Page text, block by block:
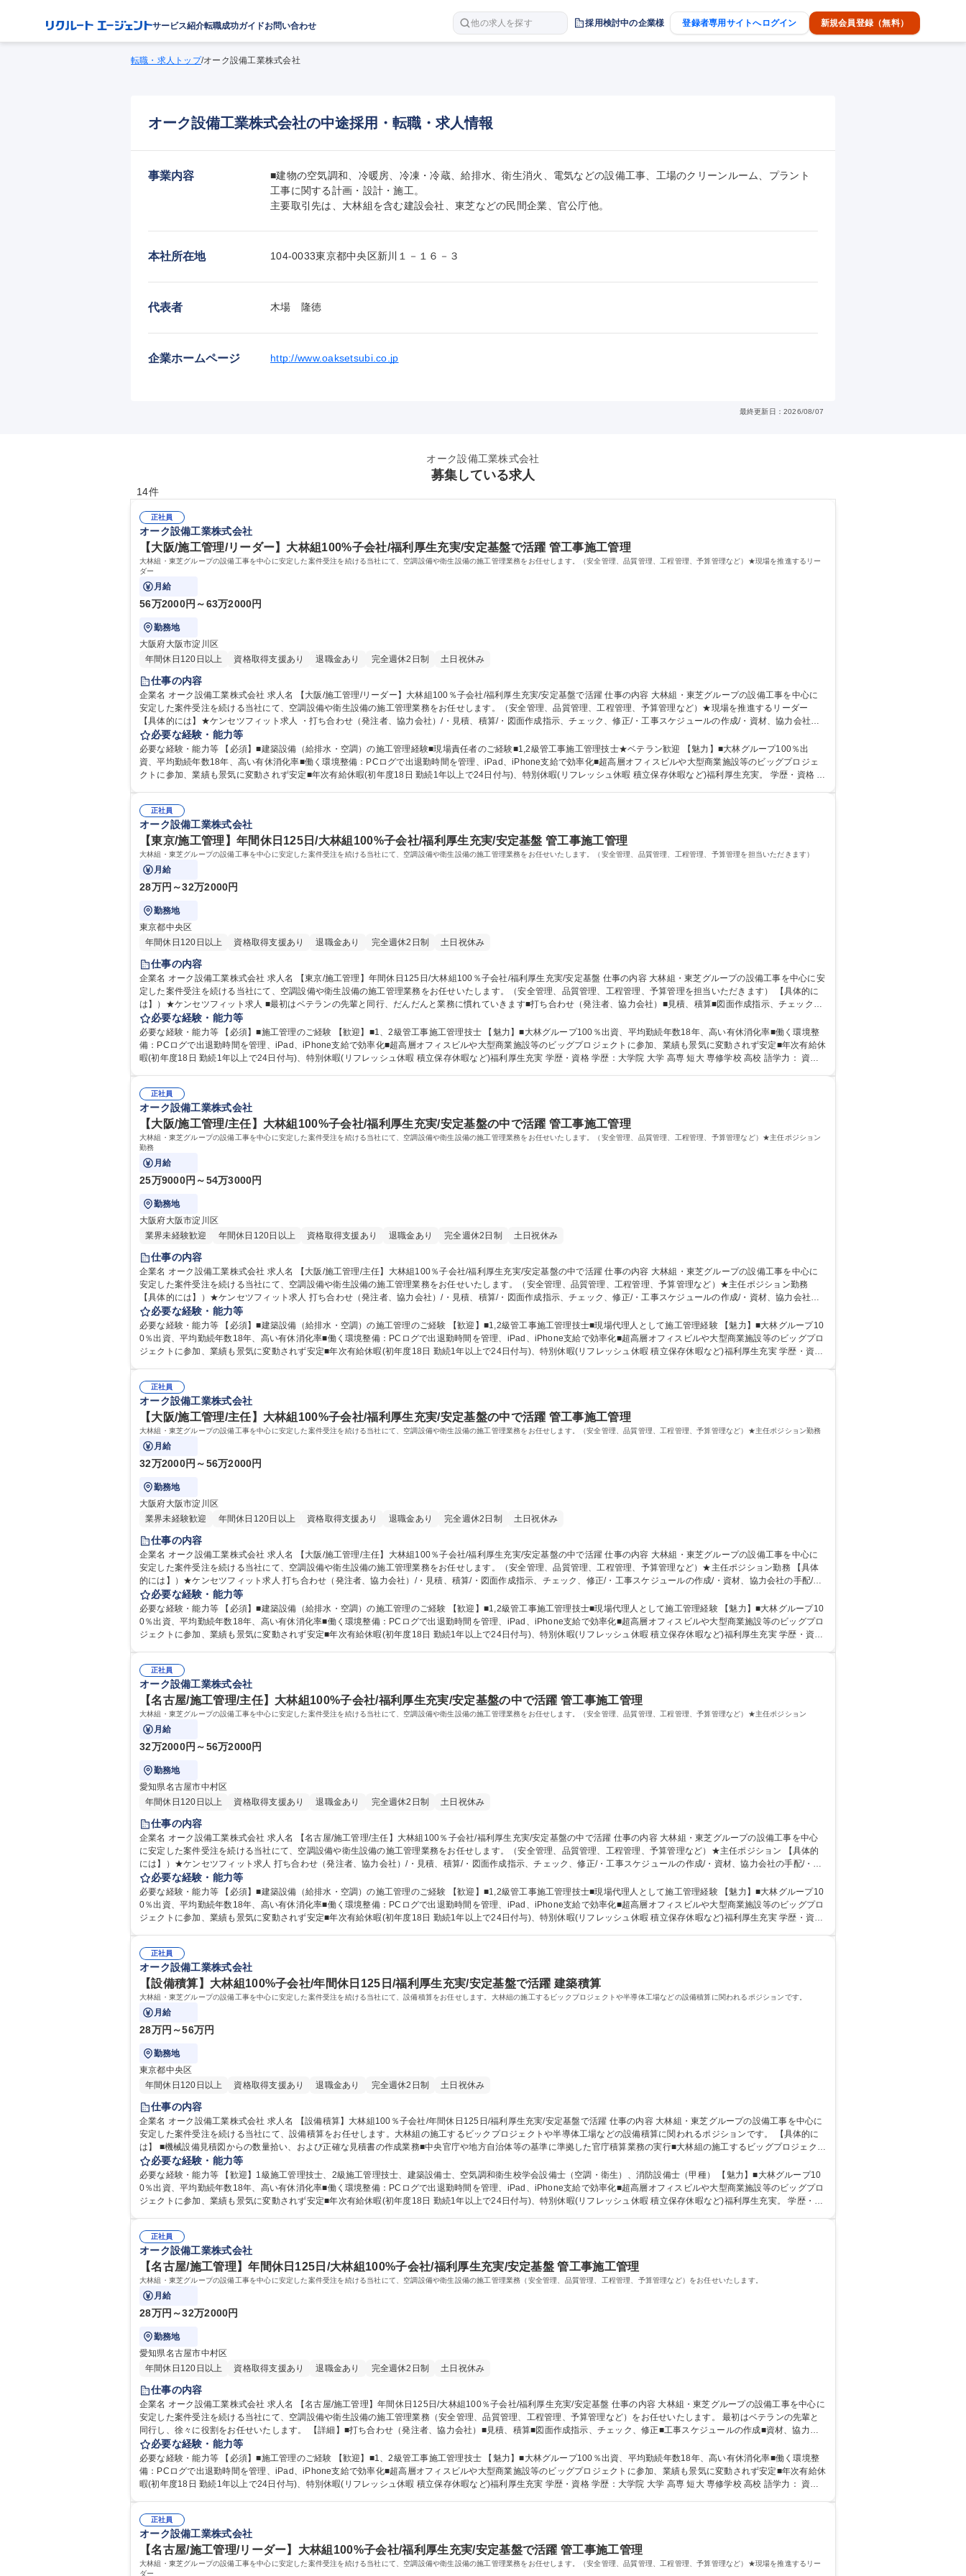
サービス紹介転職成功ガイドお問い合わせ 他の求人を探す 採用検討中の企業様 登録者専用サイトへログイン 新規会員登録（無料）
転職・求人トップ/オーク設備工業株式会社
オーク設備工業株式会社の中途採用・転職・求人情報
事業内容
■建物の空気調和、冷暖房、冷凍・冷蔵、給排水、衛生消火、電気などの設備工事、工場のクリーンルーム、プラント
工事に関する計画・設計・施工。
主要取引先は、大林組を含む建設会社、東芝などの民間企業、官公庁他。
本社所在地 104-0033東京都中央区新川１－１６－３
代表者 木場　隆徳
企業ホームページ http://www.oaksetsubi.co.jp
最終更新日：2026/08/07
オーク設備工業株式会社
募集している求人
14件
正社員
オーク設備工業株式会社
【大阪/施工管理/リーダー】大林組100%子会社/福利厚生充実/安定基盤で活躍 管工事施工管理
大林組・東芝グループの設備工事を中心に安定した案件受注を続ける当社にて、空調設備や衛生設備の施工管理業務をお任せします。（安全管理、品質管理、工程管理、予算管理など）★現場を推進するリー
ダー
月給
56万2000円～63万2000円
勤務地
大阪府大阪市淀川区
年間休日120日以上
資格取得支援あり 退職金あり 完全週休2日制 土日祝休み
仕事の内容
企業名 オーク設備工業株式会社 求人名 【大阪/施工管理/リーダー】大林組100％子会社/福利厚生充実/安定基盤で活躍 仕事の内容 大林組・東芝グループの設備工事を中心に
安定した案件受注を続ける当社にて、空調設備や衛生設備の施工管理業務をお任せします。（安全管理、品質管理、工程管理、予算管理など）★現場を推進するリーダー
【具体的には】★ケンセツフィット求人 ・打ち合わせ（発注者、協力会社）/・見積、積算/・図面作成指示、チェック、修正/・工事スケジュールの作成/・資材、協力会社の
手配/・現場管理（工程、安全、品質、原価管理）/・各種検査の対応/・試運転の実施・記録・調整/・施工写真の撮影、整理 ※変更の範囲：適性に基づき当社業務全般 募集職
種 【大阪/施工管理/リーダー】大林組100％子会社/福利厚生充実/安定基盤で活躍
必要な経験・能力等
必要な経験・能力等 【必須】■建築設備（給排水・空調）の施工管理経験■現場責任者のご経験■1,2級管工事施工管理技士★ベテラン歓迎 【魅力】■大林グループ100％出
資、平均勤続年数18年、高い有休消化率■働く環境整備：PCログで出退勤時間を管理、iPad、iPhone支給で効率化■超高層オフィスビルや大型商業施設等のビッグプロジェ
クトに参加、業績も景気に変動されず安定■年次有給休暇(初年度18日 勤続1年以上で24日付与)、特別休暇(リフレッシュ休暇 積立保存休暇など)福利厚生充実。 学歴・資格 学
正社員
オーク設備工業株式会社
【東京/施工管理】年間休日125日/大林組100%子会社/福利厚生充実/安定基盤 管工事施工管理
大林組・東芝グループの設備工事を中心に安定した案件受注を続ける当社にて、空調設備や衛生設備の施工管理業務をお任せいたします。（安全管理、品質管理、工程管理、予算管理を担当いただきます）
月給
28万円～32万2000円
勤務地
東京都中央区
年間休日120日以上
資格取得支援あり 退職金あり 完全週休2日制 土日祝休み
仕事の内容
企業名 オーク設備工業株式会社 求人名 【東京/施工管理】年間休日125日/大林組100％子会社/福利厚生充実/安定基盤 仕事の内容 大林組・東芝グループの設備工事を中心に安
定した案件受注を続ける当社にて、空調設備や衛生設備の施工管理業務をお任せいたします。（安全管理、品質管理、工程管理、予算管理を担当いただきます） 【具体的に
は】）★ケンセツフィット求人 ■最初はベテランの先輩と同行、だんだんと業務に慣れていきます■打ち合わせ（発注者、協力会社）■見積、積算■図面作成指示、チェック、
修正■工事スケジュールの作成■資材、協力会社の手配■現場管理（工程、安全、品質、原価管理■各種検査の対応■試運転の実施・記録・調整■施工写真の撮影、整理※変更の
範囲：適性に基づき当社業務全般 募集職種 【東京/施工管理】年間休日125日/大林組100％子会社/福利厚生充実/安定基盤
必要な経験・能力等
必要な経験・能力等 【必須】■施工管理のご経験 【歓迎】■1、2級管工事施工管理技士 【魅力】■大林グループ100％出資、平均勤続年数18年、高い有休消化率■働く環境整
備：PCログで出退勤時間を管理、iPad、iPhone支給で効率化■超高層オフィスビルや大型商業施設等のビッグプロジェクトに参加、業績も景気に変動されず安定■年次有給休
暇(初年度18日 勤続1年以上で24日付与)、特別休暇(リフレッシュ休暇 積立保存休暇など)福利厚生充実 学歴・資格 学歴：大学院 大学 高専 短大 専修学校 高校 語学力： 資
正社員
オーク設備工業株式会社
【大阪/施工管理/主任】大林組100%子会社/福利厚生充実/安定基盤の中で活躍 管工事施工管理
大林組・東芝グループの設備工事を中心に安定した案件受注を続ける当社にて、空調設備や衛生設備の施工管理業務をお任せいたします。（安全管理、品質管理、工程管理、予算管理など）★主任ポジション
勤務
月給
25万9000円～54万3000円
勤務地
大阪府大阪市淀川区
業界未経験歓迎
年間休日120日以上 資格取得支援あり 退職金あり 完全週休2日制 土日祝休み
仕事の内容
企業名 オーク設備工業株式会社 求人名 【大阪/施工管理/主任】大林組100％子会社/福利厚生充実/安定基盤の中で活躍 仕事の内容 大林組・東芝グループの設備工事を中心に
安定した案件受注を続ける当社にて、空調設備や衛生設備の施工管理業務をお任せいたします。（安全管理、品質管理、工程管理、予算管理など）★主任ポジション勤務
【具体的には】）★ケンセツフィット求人 打ち合わせ（発注者、協力会社）/・見積、積算/・図面作成指示、チェック、修正/・工事スケジュールの作成/・資材、協力会社の
手配/・現場管理（工程、安全、品質、原価管理）/・各種検査の対応/・試運転の実施・記録・調整/・施工写真の撮影、整理 ※変更の範囲：適性に基づき当社業務全般 募集職
種 【大阪/施工管理/主任】大林組100％子会社/福利厚生充実/安定基盤の中で活躍
必要な経験・能力等
必要な経験・能力等 【必須】■建築設備（給排水・空調）の施工管理のご経験 【歓迎】■1,2級管工事施工管理技士■現場代理人として施工管理経験 【魅力】■大林グループ10
0％出資、平均勤続年数18年、高い有休消化率■働く環境整備：PCログで出退勤時間を管理、iPad、iPhone支給で効率化■超高層オフィスビルや大型商業施設等のビッグプロ
ジェクトに参加、業績も景気に変動されず安定■年次有給休暇(初年度18日 勤続1年以上で24日付与)、特別休暇(リフレッシュ休暇 積立保存休暇など)福利厚生充実 学歴・資格
正社員
オーク設備工業株式会社
【大阪/施工管理/主任】大林組100%子会社/福利厚生充実/安定基盤の中で活躍 管工事施工管理
大林組・東芝グループの設備工事を中心に安定した案件受注を続ける当社にて、空調設備や衛生設備の施工管理業務をお任せします。（安全管理、品質管理、工程管理、予算管理など）★主任ポジション勤務
月給
32万2000円～56万2000円
勤務地
大阪府大阪市淀川区
業界未経験歓迎
年間休日120日以上 資格取得支援あり 退職金あり 完全週休2日制 土日祝休み
仕事の内容
企業名 オーク設備工業株式会社 求人名 【大阪/施工管理/主任】大林組100％子会社/福利厚生充実/安定基盤の中で活躍 仕事の内容 大林組・東芝グループの設備工事を中心に
安定した案件受注を続ける当社にて、空調設備や衛生設備の施工管理業務をお任せします。（安全管理、品質管理、工程管理、予算管理など）★主任ポジション勤務 【具体
的には】）★ケンセツフィット求人 打ち合わせ（発注者、協力会社）/・見積、積算/・図面作成指示、チェック、修正/・工事スケジュールの作成/・資材、協力会社の手配/・
現場管理（工程、安全、品質、原価管理）/・各種検査の対応/・試運転の実施・記録・調整/・施工写真の撮影、整理 ※変更の範囲：適性に基づき当社業務全般 募集職種 【大
阪/施工管理/主任】大林組100％子会社/福利厚生充実/安定基盤の中で活躍
必要な経験・能力等
必要な経験・能力等 【必須】■建築設備（給排水・空調）の施工管理のご経験 【歓迎】■1,2級管工事施工管理技士■現場代理人として施工管理経験 【魅力】■大林グループ10
0％出資、平均勤続年数18年、高い有休消化率■働く環境整備：PCログで出退勤時間を管理、iPad、iPhone支給で効率化■超高層オフィスビルや大型商業施設等のビッグプロ
ジェクトに参加、業績も景気に変動されず安定■年次有給休暇(初年度18日 勤続1年以上で24日付与)、特別休暇(リフレッシュ休暇 積立保存休暇など)福利厚生充実 学歴・資格
正社員
オーク設備工業株式会社
【名古屋/施工管理/主任】大林組100%子会社/福利厚生充実/安定基盤の中で活躍 管工事施工管理
大林組・東芝グループの設備工事を中心に安定した案件受注を続ける当社にて、空調設備や衛生設備の施工管理業務をお任せします。（安全管理、品質管理、工程管理、予算管理など）★主任ポジション
月給
32万2000円～56万2000円
勤務地
愛知県名古屋市中村区
年間休日120日以上
資格取得支援あり 退職金あり 完全週休2日制 土日祝休み
仕事の内容
企業名 オーク設備工業株式会社 求人名 【名古屋/施工管理/主任】大林組100％子会社/福利厚生充実/安定基盤の中で活躍 仕事の内容 大林組・東芝グループの設備工事を中心
に安定した案件受注を続ける当社にて、空調設備や衛生設備の施工管理業務をお任せします。（安全管理、品質管理、工程管理、予算管理など）★主任ポジション 【具体的
には】）★ケンセツフィット求人 打ち合わせ（発注者、協力会社）/・見積、積算/・図面作成指示、チェック、修正/・工事スケジュールの作成/・資材、協力会社の手配/・現
場管理（工程、安全、品質、原価管理）/・各種検査の対応/・試運転の実施・記録・調整/・施工写真の撮影、整理 ※変更の範囲：適性に基づき当社業務全般 募集職種 【名古
屋/施工管理/主任】大林組100％子会社/福利厚生充実/安定基盤の中で活躍
必要な経験・能力等
必要な経験・能力等 【必須】■建築設備（給排水・空調）の施工管理のご経験 【歓迎】■1,2級管工事施工管理技士■現場代理人として施工管理経験 【魅力】■大林グループ10
0％出資、平均勤続年数18年、高い有休消化率■働く環境整備：PCログで出退勤時間を管理、iPad、iPhone支給で効率化■超高層オフィスビルや大型商業施設等のビッグプロ
ジェクトに参加、業績も景気に変動されず安定■年次有給休暇(初年度18日 勤続1年以上で24日付与)、特別休暇(リフレッシュ休暇 積立保存休暇など)福利厚生充実 学歴・資格
正社員
オーク設備工業株式会社
【設備積算】大林組100%子会社/年間休日125日/福利厚生充実/安定基盤で活躍 建築積算
大林組・東芝グループの設備工事を中心に安定した案件受注を続ける当社にて、設備積算をお任せします。大林組の施工するビックプロジェクトや半導体工場などの設備積算に関われるポジションです。
月給
28万円～56万円
勤務地
東京都中央区
年間休日120日以上
資格取得支援あり 退職金あり 完全週休2日制 土日祝休み
仕事の内容
企業名 オーク設備工業株式会社 求人名 【設備積算】大林組100％子会社/年間休日125日/福利厚生充実/安定基盤で活躍 仕事の内容 大林組・東芝グループの設備工事を中心に
安定した案件受注を続ける当社にて、設備積算をお任せします。大林組の施工するビックプロジェクトや半導体工場などの設備積算に関われるポジションです。 【具体的に
は】 ■機械設備見積図からの数量拾い、および正確な見積書の作成業務■中央官庁や地方自治体等の基準に準拠した官庁積算業務の実行■大林組の施工するビッグプロジェクト
や半導体工場等、大規模・最先端物件への対応■各種見積データや過去の施工実績に基づくコスト分析、および見積精度の向上 募集職種 【設備積算】大林組100％子会社/年
間休日125日/福利厚生充実/安定基盤で活躍
必要な経験・能力等
必要な経験・能力等 【歓迎】1級施工管理技士、2級施工管理技士、建築設備士、空気調和衛生校学会設備士（空調・衛生）、消防設備士（甲種） 【魅力】■大林グループ10
0％出資、平均勤続年数18年、高い有休消化率■働く環境整備：PCログで出退勤時間を管理、iPad、iPhone支給で効率化■超高層オフィスビルや大型商業施設等のビッグプロ
ジェクトに参加、業績も景気に変動されず安定■年次有給休暇(初年度18日 勤続1年以上で24日付与)、特別休暇(リフレッシュ休暇 積立保存休暇など)福利厚生充実。 学歴・資
正社員
オーク設備工業株式会社
【名古屋/施工管理】年間休日125日/大林組100%子会社/福利厚生充実/安定基盤 管工事施工管理
大林組・東芝グループの設備工事を中心に安定した案件受注を続ける当社にて、空調設備や衛生設備の施工管理業務（安全管理、品質管理、工程管理、予算管理など）をお任せいたします。
月給
28万円～32万2000円
勤務地
愛知県名古屋市中村区
年間休日120日以上
資格取得支援あり 退職金あり 完全週休2日制 土日祝休み
仕事の内容
企業名 オーク設備工業株式会社 求人名 【名古屋/施工管理】年間休日125日/大林組100％子会社/福利厚生充実/安定基盤 仕事の内容 大林組・東芝グループの設備工事を中心に
安定した案件受注を続ける当社にて、空調設備や衛生設備の施工管理業務（安全管理、品質管理、工程管理、予算管理など）をお任せいたします。 最初はベテランの先輩と
同行し、徐々に役割をお任せいたします。 【詳細】■打ち合わせ（発注者、協力会社）■見積、積算■図面作成指示、チェック、修正■工事スケジュールの作成■資材、協力会
社の手配■現場管理（工程、安全、品質、原価管理）■各種検査の対応■試運転の実施・記録・調整■施工写真の撮影、整理 ※変更の範囲：適性に基づき当社業務全般 募集職種
【名古屋/施工管理】年間休日125日/大林組100％子会社/福利厚生充実/安定基盤
必要な経験・能力等
必要な経験・能力等 【必須】■施工管理のご経験 【歓迎】■1、2級管工事施工管理技士 【魅力】■大林グループ100％出資、平均勤続年数18年、高い有休消化率■働く環境整
備：PCログで出退勤時間を管理、iPad、iPhone支給で効率化■超高層オフィスビルや大型商業施設等のビッグプロジェクトに参加、業績も景気に変動されず安定■年次有給休
暇(初年度18日 勤続1年以上で24日付与)、特別休暇(リフレッシュ休暇 積立保存休暇など)福利厚生充実 学歴・資格 学歴：大学院 大学 高専 短大 専修学校 高校 語学力： 資
正社員
オーク設備工業株式会社
【名古屋/施工管理/リーダー】大林組100%子会社/福利厚生充実/安定基盤で活躍 管工事施工管理
大林組・東芝グループの設備工事を中心に安定した案件受注を続ける当社にて、空調設備や衛生設備の施工管理業務をお任せします。（安全管理、品質管理、工程管理、予算管理など）★現場を推進するリー
ダー